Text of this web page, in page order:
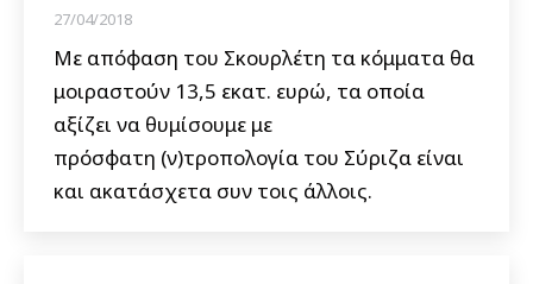
27/04/2018
Με απόφαση του Σκουρλέτη τα κόμματα θα
μοιραστούν 13,5 εκατ. ευρώ, τα οποία
αξίζει να θυμίσουμε με
πρόσφατη (ν)τροπολογία του Σύριζα είναι
και ακατάσχετα συν τοις άλλοις.